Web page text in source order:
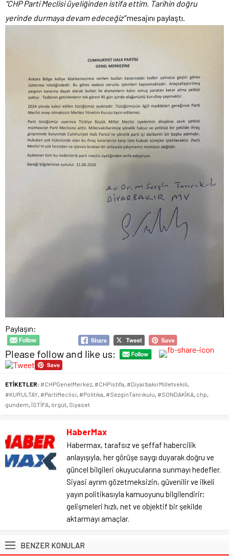
“CHP Parti Meclisi üyeliğinden istifa ettim. Tarihin doğru
yerinde durmaya devam edeceğiz”mesajını paylaştı.
Paylaşın:
Please follow and like us:
ETİKETLER: #CHPGenelMerkez #CHPistifa #DiyarbakırMilletvekili
#KURULTAY #PartiMeclisi #Politika #SezginTanrıkulu #SONDAKİKA chp
gundem İSTİFA örgüt Siyaset
HaberMax
Habermax, tarafsız ve şeffaf habercilik
anlayışıyla, her görüşe saygı duyarak doğru ve
güncel bilgileri okuyucularına sunmayı hedefler.
Siyasi ayrım gözetmeksizin, güvenilir ve ilkeli
yayın politikasıyla kamuoyunu bilgilendirir;
gelişmeleri hızlı, net ve objektif bir şekilde
aktarmayı amaçlar.
BENZER KONULAR